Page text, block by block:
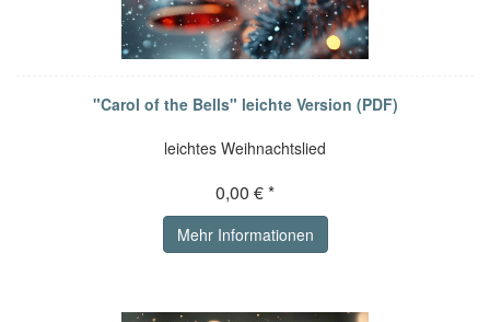
"Carol of the Bells" leichte Version (PDF)
leichtes Weihnachtslied
0,00 € *
Mehr Informationen